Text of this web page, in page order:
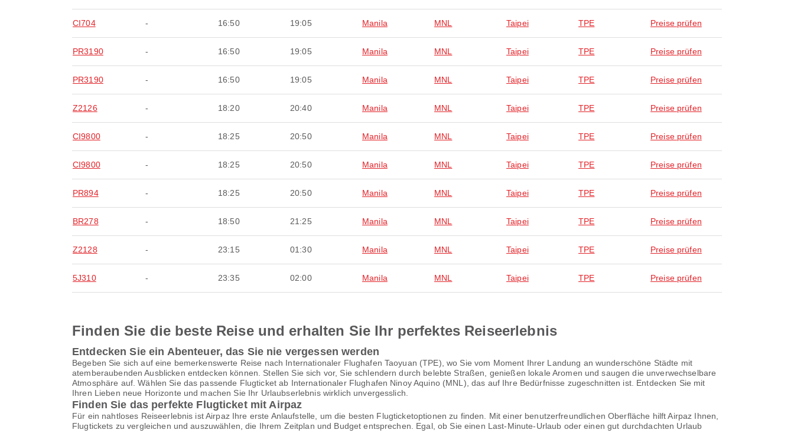
CI704 - 16:50 19:05 Manila MNL Taipei TPE Preise prüfen
PR3190 - 16:50 19:05 Manila MNL Taipei TPE Preise prüfen
PR3190 - 16:50 19:05 Manila MNL Taipei TPE Preise prüfen
Z2126 - 18:20 20:40 Manila MNL Taipei TPE Preise prüfen
CI9800 - 18:25 20:50 Manila MNL Taipei TPE Preise prüfen
CI9800 - 18:25 20:50 Manila MNL Taipei TPE Preise prüfen
PR894 - 18:25 20:50 Manila MNL Taipei TPE Preise prüfen
BR278 - 18:50 21:25 Manila MNL Taipei TPE Preise prüfen
Z2128 - 23:15 01:30 Manila MNL Taipei TPE Preise prüfen
5J310 - 23:35 02:00 Manila MNL Taipei TPE Preise prüfen
Finden Sie die beste Reise und erhalten Sie Ihr perfektes Reiseerlebnis
Entdecken Sie ein Abenteuer, das Sie nie vergessen werden
Begeben Sie sich auf eine bemerkenswerte Reise nach Internationaler Flughafen Taoyuan (TPE), wo Sie vom Moment Ihrer Landung an wunderschöne Städte mit
atemberaubenden Ausblicken entdecken können. Stellen Sie sich vor, Sie schlendern durch belebte Straßen, genießen lokale Aromen und saugen die unverwechselbare
Atmosphäre auf. Wählen Sie das passende Flugticket ab Internationaler Flughafen Ninoy Aquino (MNL), das auf Ihre Bedürfnisse zugeschnitten ist. Entdecken Sie mit
Ihren Lieben neue Horizonte und machen Sie Ihr Urlaubserlebnis wirklich unvergesslich.
Finden Sie das perfekte Flugticket mit Airpaz
Für ein nahtloses Reiseerlebnis ist Airpaz Ihre erste Anlaufstelle, um die besten Flugticketoptionen zu finden. Mit einer benutzerfreundlichen Oberfläche hilft Airpaz Ihnen,
Flugtickets zu vergleichen und auszuwählen, die Ihrem Zeitplan und Budget entsprechen. Egal, ob Sie einen Last-Minute-Urlaub oder einen gut durchdachten Urlaub